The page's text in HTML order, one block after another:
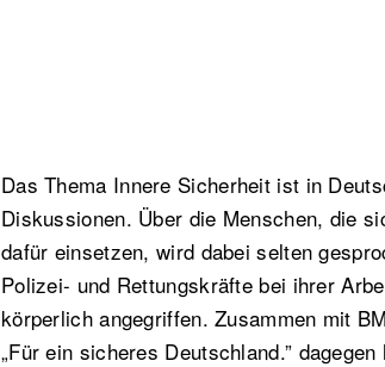
Das Thema Innere Sicherheit ist in
Diskussionen. Über die Menschen, die
dafür einsetzen, wird dabei selten
Polizei- und Rettungskräfte bei ihrer
körperlich angegriffen. Zusammen mit
„Für ein sicheres Deutschland.”